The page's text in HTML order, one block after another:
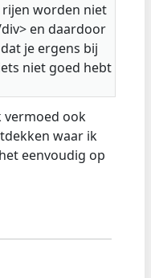
rijen worden niet
en daardoor
je ergens bij
niet goed hebt
vermoed ook
waar ik
eenvoudig op